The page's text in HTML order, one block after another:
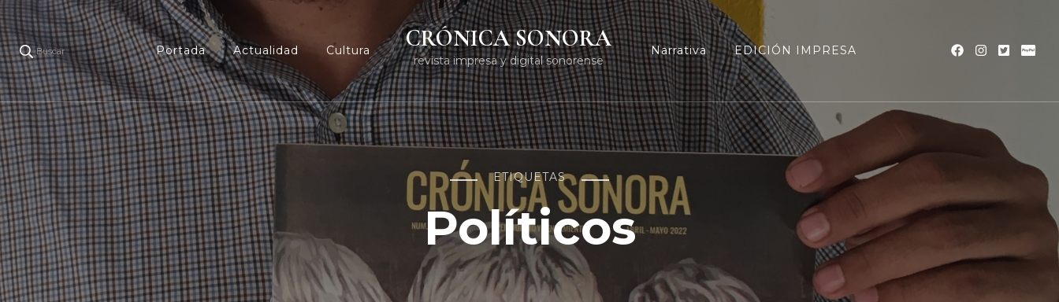
Buscar Portada Actualidad Cultura CRÓNICA SONORA
revista impresa y digital sonorense
Narrativa EDICIÓN IMPRESA
ETIQUETAS
Políticos